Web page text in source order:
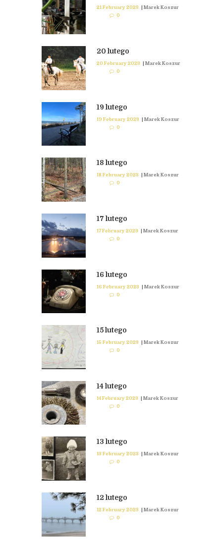
21 February 2023
Marek Koszur
0
20 lutego
20 February 2023 | Marek Koszur
0
19 lutego
19 February 2023 | Marek Koszur
0
18 lutego
18 February 2023 | Marek Koszur
0
17 lutego
17 February 2023 | Marek Koszur
0
16 lutego
16 February 2023 | Marek Koszur
0
15 lutego
15 February 2023 | Marek Koszur
0
14 lutego
14 February 2023 | Marek Koszur
0
13 lutego
13 February 2023 | Marek Koszur
0
12 lutego
12 February 2023 | Marek Koszur
0